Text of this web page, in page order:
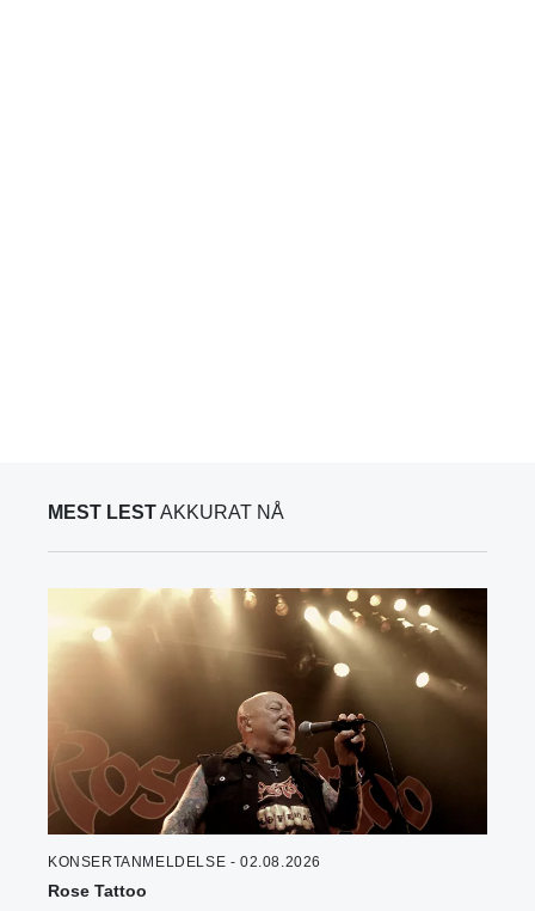
MEST LESTAKKURAT NÅ
KONSERTANMELDELSE - 02.08.2026
Rose Tattoo